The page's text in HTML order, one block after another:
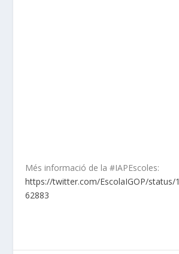
Més informació de la #IAPEscoles:
https://twitter.com/EscolaIGOP/status/
62883